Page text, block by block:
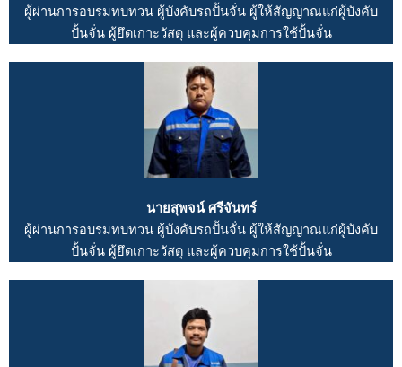
ผู้ผ่านการอบรมทบทวน ผู้บังคับรถปั้นจั่น ผู้ให้สัญญาณแก่ผู้บังคับ
ปั้นจั่น ผู้ยึดเกาะวัสดุ และผู้ควบคุมการใช้ปั้นจั่น
นายสุพจน์ ศรีจันทร์
ผู้ผ่านการอบรมทบทวน ผู้บังคับรถปั้นจั่น ผู้ให้สัญญาณแก่ผู้บังคับ
ปั้นจั่น ผู้ยึดเกาะวัสดุ และผู้ควบคุมการใช้ปั้นจั่น